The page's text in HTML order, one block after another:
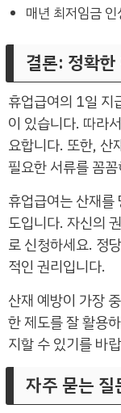
매년 최저임금
결론: 정확
휴업급여의 1일 지
이 있습니다. 따라
요합니다. 또한, 산
필요한 서류를 꼼
휴업급여는 산재를
도입니다. 자신의
로 신청하세요. 정
적인 권리입니다.
산재 예방이 가장
한 제도를 잘 활용
지할 수 있기를 바
자주 묻는